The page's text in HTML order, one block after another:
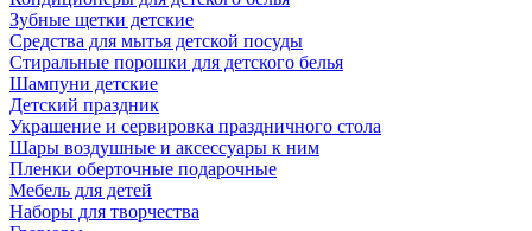
Зубные щетки детские
Средства для мытья детской посуды
Стиральные порошки для детского белья
Шампуни детские
Детский праздник
Украшение и сервировка праздничного стола
Шары воздушные и аксессуары к ним
Пленки оберточные подарочные
Мебель для детей
Наборы для творчества